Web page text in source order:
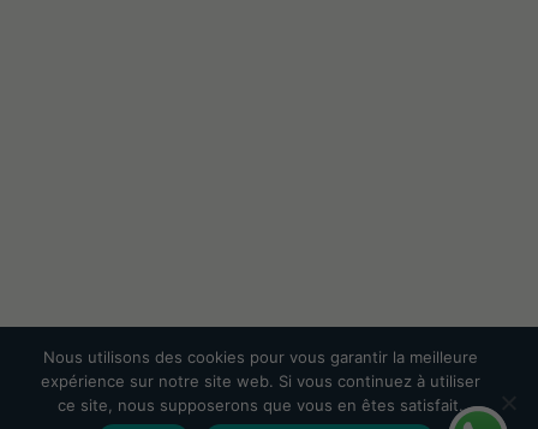
Nous utilisons des cookies pour vous garantir la meilleure
expérience sur notre site web. Si vous continuez à utiliser
ce site, nous supposerons que vous en êtes satisfait.